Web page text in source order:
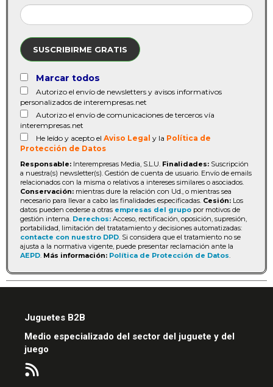
SUSCRIBIRME GRATIS
Marcar todos
Autorizo el envío de newsletters y avisos informativos
personalizados de interempresas.net
Autorizo el envío de comunicaciones de terceros vía
interempresas.net
He leído y acepto el Aviso Legal y la Política de
Protección de Datos
Responsable: Interempresas Media, S.L.U. Finalidades: Suscripción
a nuestra(s) newsletter(s). Gestión de cuenta de usuario. Envío de emails
relacionados con la misma o relativos a intereses similares o asociados.
Conservación: mientras dure la relación con Ud., o mientras sea
necesario para llevar a cabo las finalidades especificadas. Cesión: Los
datos pueden cederse a otras empresas del grupo por motivos de
gestión interna. Derechos: Acceso, rectificación, oposición, supresión,
portabilidad, limitación del tratatamiento y decisiones automatizadas:
contacte con nuestro DPD . Si considera que el tratamiento no se
ajusta a la normativa vigente, puede presentar reclamación ante la
AEPD Más información: Política de Protección de Datos
Juguetes B2B
Medio especializado del sector del juguete y del
juego